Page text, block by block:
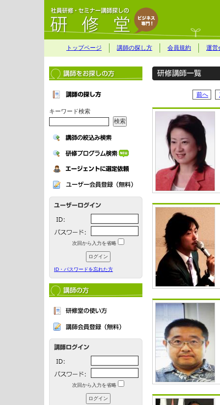
トップページ 講師の探し方 会員規約 運営
キーワード検索
次回から入力を省略
ID・パスワードを忘れた方
次回から入力を省略
前へ